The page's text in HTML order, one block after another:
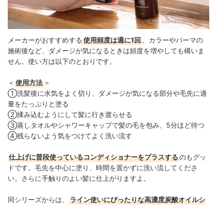
出典：cosmecollege.com
メーカーがおすすめする 使用頻度は週に1回 。カラーやパーマの
施術後など、ダメージが気になるときは頻度を増やしても構いま
せん。使い方は以下のとおりです。
＜ 使用方法 ＞
①洗髪後に水気をよく切り、ダメージが気になる部分や毛先に適
量をたっぷりと塗る
②揉み込むようにして髪に行き渡らせる
③蒸しタオルやシャワーキャップで髪の毛を包み、5分ほど待つ
④残らないよう気をつけてよく洗い流す
仕上げに普段使っているコンディショナーをプラスするのもグッ
ドです。毛先を中心に塗り、時間を置かずに洗い流してくださ
い。さらに手触りのよい髪に仕上がりますよ。
同シリーズからは、
ライン使いにぴったりな高濃度炭酸オイルシ